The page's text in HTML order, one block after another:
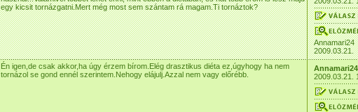
egy kicsit tornázgatni.Mert még most sem szántam rá magam.Ti tornáztok?
Annamari24
2009.03.21.
Én igen,de csak akkor,ha úgy érzem bírom.Elég drasztikus diéta ez,úgyhogy ha nem
tornázol se gond ennél szerintem.Nehogy elájulj.Azzal nem vagy előrébb.
Annamari24
2009.03.21.